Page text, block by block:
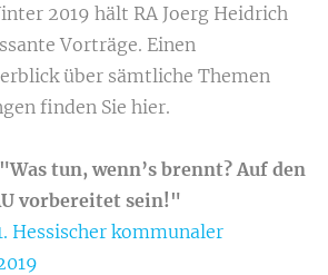
2019 hält RA Joerg Heidrich
Vorträge. Einen
über sämtliche Themen
finden Sie hier.
"Was tun, wenn’s brennt? Auf den
vorbereitet sein!"
Hessischer kommunaler